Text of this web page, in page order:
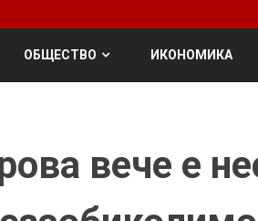
ОБЩЕСТВО ИКОНОМИКА
вече е